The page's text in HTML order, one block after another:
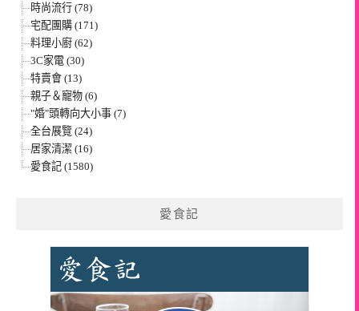
時尚流行 (78)
宅配團購 (171)
料理小廚 (62)
3C家電 (30)
特賣會 (13)
親子＆寵物 (6)
"婚"頭轉向大小事 (7)
全台展覽 (24)
居家清潔 (16)
愛食記 (1580)
愛食記